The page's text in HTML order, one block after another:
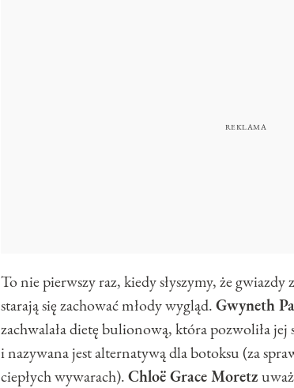
To nie pierwszy raz, kiedy słyszymy, że gwiazdy
starają się zachować młody wygląd.Gwyneth
zachwalała dietę bulionową, która pozwoliła
i nazywana jest alternatywą dla botoksu (za
ciepłych wywarach).Chloë Grace Moretz